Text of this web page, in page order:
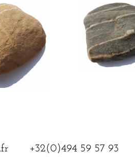
+32(0)494 59 57 93